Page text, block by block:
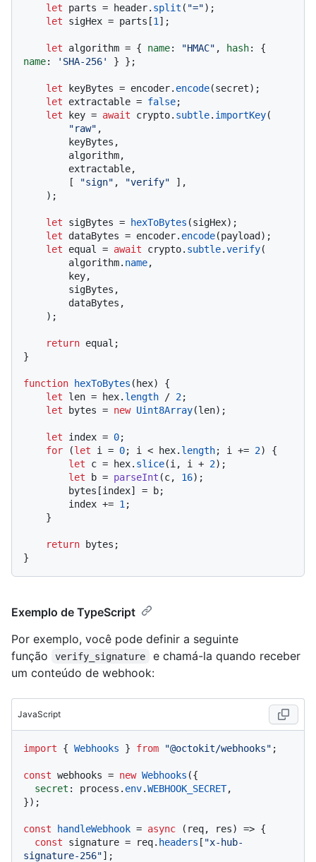
let parts = header. split ( "=");
let sigHex = parts[1 ];
let algorithm = { name: "HMAC" , hash
name: 'SHA-256' } };
let keyBytes = encoder. encode(secret);
let extractable = false;
let key = await crypto. subtle. importKey(
"raw" ,
        [
"sign" , "verify" ],
let sigBytes = hexToBytes (sigHex);
let dataBytes = encoder. encode(payload);
let equal = await crypto. subtle.verify(
        algorithm.
name,
return equal;
}
function hexToBytes ( hex) {
let len = hex. length / 2;
let bytes = new Uint8Array(len);
let index = 0;
for (let i = 0; i < hex. length; i += 2) {
let c = hex. slice(i, i + 2);
let b = parseInt (c, 16);
        index +=
1 ;
return bytes;
Exemplo de TypeScript
Por exemplo, você pode definir a seguinte
função
verify_signature
e chamá-la quando receber
um conteúdo de webhook:
JavaScript
import { Webhooks } from "@octokit/webhooks" ;
const webhooks = new Webhooks ({
secret : process. env.WEBHOOK_SECRET,
});
const handleWebhook = async ( req, res) => {
const signature = req. headers [ "x-hub-
signature-256"];